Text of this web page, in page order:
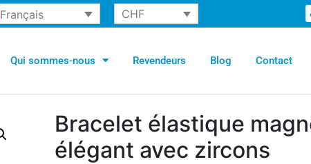
Français CHF
Qui sommes-nous Revendeurs Blog Contact
Bracelet élastique
élégant avec zircons